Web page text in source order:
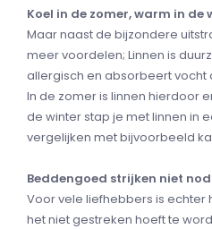
Koel in de zomer, warm in de
Maar naast de bijzondere
meer voordelen; Linnen is
allergisch en absorbeert vocht
In de zomer is linnen hierdoor
de winter stap je met linnen in
vergelijken met bijvoorbeeld
Beddengoed strijken niet
Voor vele liefhebbers is
het niet gestreken hoeft te